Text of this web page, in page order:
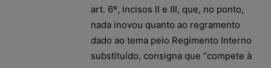
art. 6º, incisos II e III, que, no ponto,
nada inovou quanto ao regramento
dado ao tema pelo Regimento Interno
substituído, consigna que “compete à